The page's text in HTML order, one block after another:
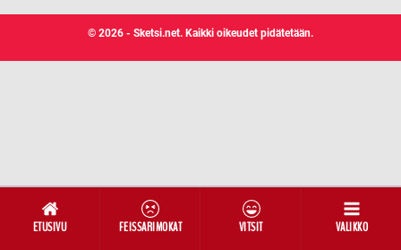
ETUSIVU FEISSARIMOKAT VITSIT VALIKKO
© 2026 - Sketsi.net. Kaikki oikeudet pidätetään.